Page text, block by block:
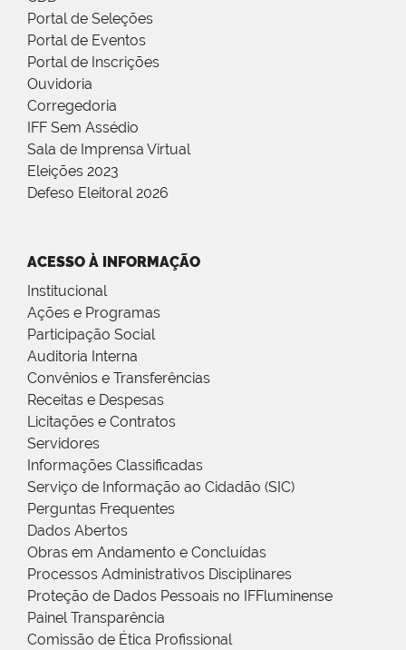
Portal de Seleções
Portal de Eventos
Portal de Inscrições
Ouvidoria
Corregedoria
IFF Sem Assédio
Sala de Imprensa Virtual
Eleições 2023
Defeso Eleitoral 2026
ACESSO À INFORMAÇÃO
Institucional
Ações e Programas
Participação Social
Auditoria Interna
Convênios e Transferências
Receitas e Despesas
Licitações e Contratos
Servidores
Informações Classificadas
Serviço de Informação ao Cidadão (SIC)
Perguntas Frequentes
Dados Abertos
Obras em Andamento e Concluídas
Processos Administrativos Disciplinares
Proteção de Dados Pessoais no IFFluminense
Painel Transparência
Comissão de Ética Profissional